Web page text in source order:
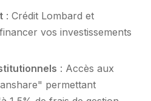
: Crédit Lombard et
vos investissements
: Accès aux
permettant